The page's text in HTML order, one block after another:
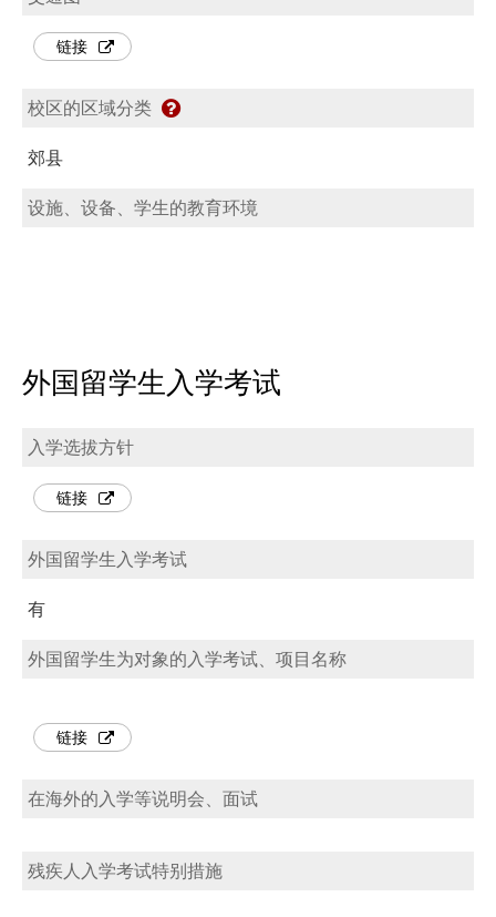
链接
校区的区域分类
郊县
设施、设备、学生的教育环境
外国留学生入学考试
入学选拔方针
链接
外国留学生入学考试
有
外国留学生为对象的入学考试、项目名称
链接
在海外的入学等说明会、面试
残疾人入学考试特别措施